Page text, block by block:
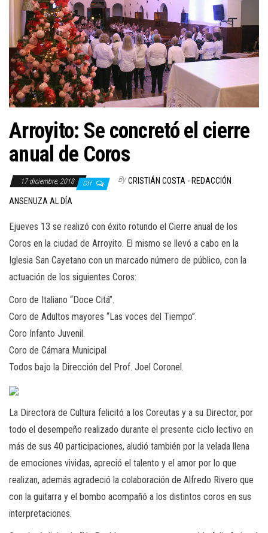
Arroyito: Se concretó el cierre
anual de Coros
17 diciembre, 2018 Off By CRISTIÁN COSTA - REDACCIÓN
ANSENUZA AL DÍA
Ejueves 13 se realizó con éxito rotundo el Cierre anual de los
Coros en la ciudad de Arroyito. El mismo se llevó a cabo en la
Iglesia San Cayetano con un marcado número de público, con la
actuación de los siguientes Coros:
Coro de Italiano “Doce Citá”.
Coro de Adultos mayores “Las voces del Tiempo”.
Coro Infanto Juvenil.
Coro de Cámara Municipal
Todos bajo la Dirección del Prof. Joel Coronel.
La Directora de Cultura felicitó a los Coreutas y a su Director, por
todo el desempeño realizado durante el presente ciclo lectivo en
más de sus 40 participaciones, aludió también por la velada llena
de emociones vividas, apreció el talento y el amor por lo que
realizan, además agradeció la colaboración de Alfredo Rivero que
con la guitarra y el bombo acompañó a los distintos coros en sus
interpretaciones.